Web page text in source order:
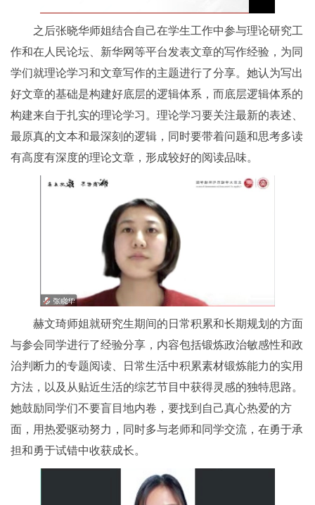
之后张晓华师姐结合自己在学生工作中参与理论研究工
作和在人民论坛、新华网等平台发表文章的写作经验，为同
学们就理论学习和文章写作的主题进行了分享。她认为写出
好文章的基础是构建好底层的逻辑体系，而底层逻辑体系的
构建来自于扎实的理论学习。理论学习要关注最新的表述、
最原真的文本和最深刻的逻辑，同时要带着问题和思考多读
有高度有深度的理论文章，形成较好的阅读品味。
赫文琦师姐就研究生期间的日常积累和长期规划的方面
与参会同学进行了经验分享，内容包括锻炼政治敏感性和政
治判断力的专题阅读、日常生活中积累素材锻炼能力的实用
方法，以及从贴近生活的综艺节目中获得灵感的独特思路。
她鼓励同学们不要盲目地内卷，要找到自己真心热爱的方
面，用热爱驱动努力，同时多与老师和同学交流，在勇于承
担和勇于试错中收获成长。